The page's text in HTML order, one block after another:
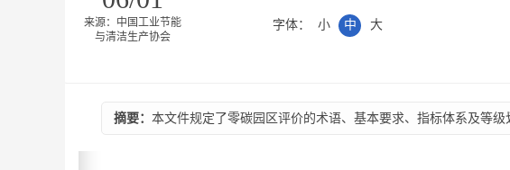
来源：中国工业节能
与清洁生产协会
字体： 小 中 大
摘要： 本文件规定了零碳园区评价的术语、基本要求、指标体系及等级